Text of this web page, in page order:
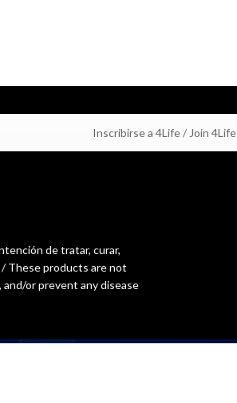
Inscribirse a 4Life / Join 4Life
de tratar, curar,
These products are not
or prevent any disease